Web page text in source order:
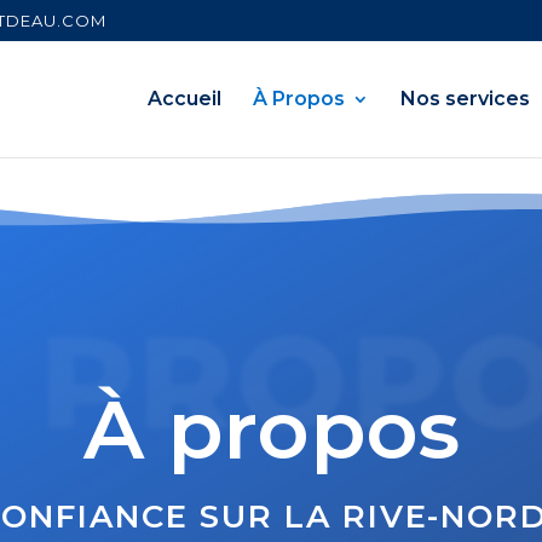
Accueil À Propos Nos services
À propos
SUR LA RIVE-